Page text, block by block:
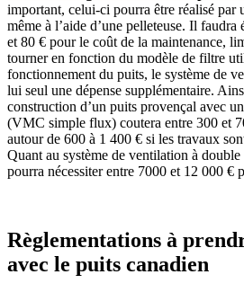
important, celui-ci pourra être réalisé par
même à l’aide d’une pelleteuse. Il
et 80 € pour le coût de la maintenance,
tourner en fonction du modèle de filtre
fonctionnement du puits, le système de
lui seul une dépense supplémentaire.
construction d’un puits provençal avec
(VMC simple flux) coutera entre 300 et
autour de 600 à 1 400 € si les travaux
Quant au système de ventilation à
pourra nécessiter entre 7000 et 12 000 €
Règlementations à
avec le puits canadien